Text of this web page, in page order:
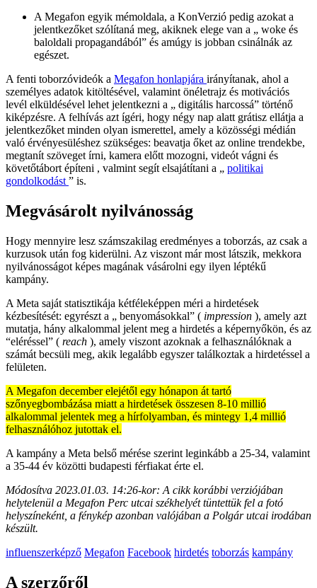
A Megafon egyik mémoldala, a KonVerzió pedig azokat a
jelentkezőket szólítaná meg, akiknek elege van a „ woke és
baloldali propagandából” és amúgy is jobban csinálnák az
egészet.
A fenti toborzóvideók a Megafon honlapjára irányítanak, ahol a
személyes adatok kitöltésével, valamint önéletrajz és motivációs
levél elküldésével lehet jelentkezni a „ digitális harcossá” történő
kiképzésre. A felhívás azt ígéri, hogy négy nap alatt grátisz ellátja a
jelentkezőket minden olyan ismerettel, amely a közösségi médián
való érvényesüléshez szükséges: beavatja őket az online trendekbe,
megtanít szöveget írni, kamera előtt mozogni, videót vágni és
követőtábort építeni , valmint segít elsajátítani a „ politikai
gondolkodást ” is.
Megvásárolt nyilvánosság
Hogy mennyire lesz számszakilag eredményes a toborzás, az csak a
kurzusok után fog kiderülni. Az viszont már most látszik, mekkora
nyilvánosságot képes magának vásárolni egy ilyen léptékű
kampány.
A Meta saját statisztikája kétféleképpen méri a hirdetések
kézbesítését: egyrészt a „ benyomásokkal” ( impression ), amely azt
mutatja, hány alkalommal jelent meg a hirdetés a képernyőkön, és az
“eléréssel” ( reach ), amely viszont azoknak a felhasználóknak a
számát becsüli meg, akik legalább egyszer találkoztak a hirdetéssel a
felületen.
A Megafon december elejétől egy hónapon át tartó
szőnyegbombázása miatt a hirdetések összesen 8-10 millió
alkalommal jelentek meg a hírfolyamban, és mintegy 1,4 millió
felhasználóhoz jutottak el.
A kampány a Meta belső mérése szerint leginkább a 25-34, valamint
a 35-44 év közötti budapesti férfiakat érte el.
Módosítva 2023.01.03. 14:26-kor: A cikk korábbi verziójában
helytelenül a Megafon Perc utcai székhelyét tüntettük fel a fotó
helyszíneként, a fénykép azonban valójában a Polgár utcai irodában
készült.
influenszerképző Megafon Facebook hirdetés toborzás kampány
A szerzőről